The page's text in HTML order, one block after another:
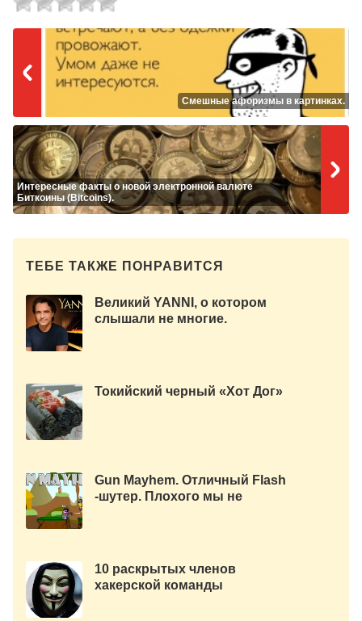
Смешные афоризмы в картинках.
Интересные факты о новой электронной валюте
Биткоины (Bitcoins).
ТЕБЕ ТАКЖЕ ПОНРАВИТСЯ
Великий YANNI, о котором
слышали не многие.
Токийский черный «Хот Дог»
Gun Mayhem. Отличный Flash
-шутер. Плохого мы не
10 раскрытых членов
хакерской команды